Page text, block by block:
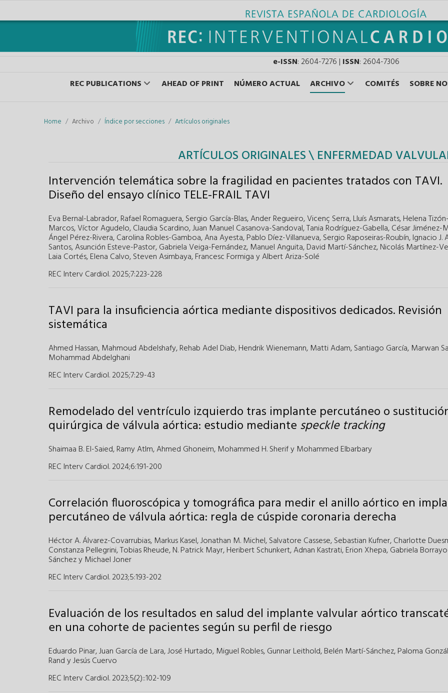
e-ISSN: 2604-7276 | ISSN: 2604-7306
REC PUBLICATIONS
AHEAD OF PRINT NÚMERO ACTUAL ARCHIVO COMITÉS SOBRE
Home Archivo Índice por secciones Artículos originales
ARTÍCULOS ORIGINALES \ ENFERMEDAD
Intervención telemática sobre la fragilidad en pacientes tratados con TAVI.
Diseño del ensayo clínico TELE-FRAIL TAVI
Eva Bernal-Labrador,Rafael Romaguera,Sergio García-Blas,Ander Regueiro,Vicenç Serra,Lluís Asmarats,Helena Tizón-
Marcos,Víctor Agudelo,Claudia Scardino,Juan Manuel Casanova-Sandoval,Tania Rodríguez-Gabella,César Jiménez-
Ángel Pérez-Rivera,Carolina Robles-Gamboa,Ana Ayesta,Pablo Díez-Villanueva,Sergio Raposeiras-Roubín,Ignacio J.
Santos,Asunción Esteve-Pastor,Gabriela Veiga-Fernández, Manuel Anguita,David Martí-Sánchez,Nicolás Martínez-
Laia Cortés,Elena Calvo,Steven Asimbaya,Francesc FormigayAlbert Ariza-Solé
REC Interv Cardiol. 2025;7:223-228
TAVI para la insuficiencia aórtica mediante dispositivos dedicados. Revisión
sistemática
Ahmed Hassan, Mahmoud Abdelshafy,Rehab Adel Diab,Hendrik Wienemann, Matti Adam,Santiago García, Marwan
Mohammad Abdelghani
REC Interv Cardiol. 2025;7:29-43
Remodelado del ventrículo izquierdo tras implante percutáneo o
quirúrgica de válvula aórtica: estudio mediante speckle tracking
Shaimaa B. El-Saied,Ramy Atlm,Ahmed Ghoneim, Mohammed H. Sherify Mohammed Elbarbary
REC Interv Cardiol. 2024;6:191-200
Correlación fluoroscópica y tomográfica para medir el anillo aórtico en
percutáneo de válvula aórtica: regla de cúspide coronaria derecha
Héctor A. Álvarez-Covarrubias, Markus Kasel,Jonathan M. Michel,Salvatore Cassese,Sebastian Kufner,Charlotte
Constanza Pellegrini,Tobias Rheude,N. Patrick Mayr,Heribert Schunkert,Adnan Kastrati,Erion Xhepa,Gabriela
Sánchezy Michael Joner
REC Interv Cardiol. 2023;5:193-202
Evaluación de los resultados en salud del implante valvular aórtico
en una cohorte de pacientes según su perfil de riesgo
Eduardo Pinar,Juan García de Lara,José Hurtado, Miguel Robles,Gunnar Leithold,Belén Martí-Sánchez,Paloma
Randy Jesús Cuervo
REC Interv Cardiol. 2023;5(2)::102-109